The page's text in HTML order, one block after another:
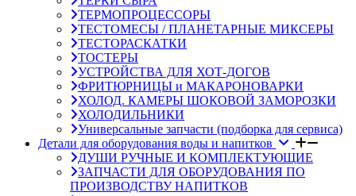
ТЕРМОПРОЦЕССОРЫ
ТЕСТОМЕСЫ / ПЛАНЕТАРНЫЕ МИКСЕРЫ
ТЕСТОРАСКАТКИ
ТОСТЕРЫ
УСТРОЙСТВА ДЛЯ ХОТ-ДОГОВ
ФРИТЮРНИЦЫ и МАКАРОНОВАРКИ
ХОЛОД. КАМЕРЫ ШОКОВОЙ ЗАМОРОЗКИ
ХОЛОДИЛЬНИКИ
Универсальные запчасти (подборка для сервиса)
Детали для оборудования воды и напитков
ДУШИ РУЧНЫЕ И КОМПЛЕКТУЮЩИЕ
ЗАПЧАСТИ ДЛЯ ОБОРУДОВАНИЯ ПО
ПРОИЗВОДСТВУ НАПИТКОВ